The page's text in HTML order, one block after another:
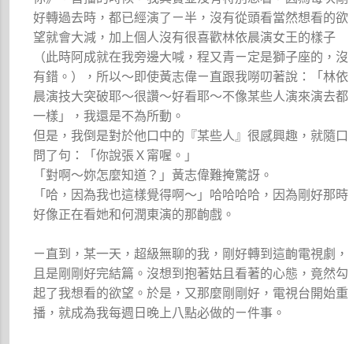
好轉過去時，都已經演了ㄧ半，沒有從頭看當然想看的欲
望就會大減，加上個人沒有很喜歡林依晨演女王的樣子
（此時阿成就在我旁邊大喊，程又青ㄧ定是獅子座的，沒
有錯。），所以～即使黃志偉ㄧ直跟我嘮叨著說：「林依
晨演技大突破耶～很讚～好看耶～不像某些人演來演去都
一樣」，我還是不為所動。
但是，我倒是對於他口中的『某些人』很感興趣，就隨口
問了句：「你說張Ｘ甯喔。」
「對啊～妳怎麼知道？」黃志偉難掩驚訝。
「哈，因為我也這樣覺得啊～」哈哈哈哈，因為剛好那時
好像正在看她和何潤東演的那齣戲。
ㄧ直到，某一天，超級無聊的我，剛好轉到這齣電視劇，
且是剛剛好完結篇。沒想到抱著姑且看著的心態，竟然勾
起了我想看的欲望。於是，又那麼剛剛好，電視台開始重
播，就成為我每週日晚上八點必做的ㄧ件事。